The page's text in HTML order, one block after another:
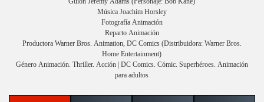
Música Joachim Horsley
Fotografía Animación
Reparto Animación
Productora Warner Bros. Animation, DC Comics (Distribuidora: Warner Bros.
Home Entertainment)
Género Animación. Thriller. Acción | DC Comics. Cómic. Superhéroes. Animación
para adultos